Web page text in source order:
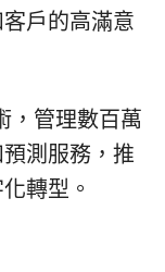
戶的高滿意
，管理數百萬
測服務，推
轉型。